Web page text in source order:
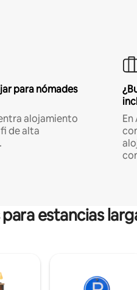
para nómades
alojamiento
de alta
estancias